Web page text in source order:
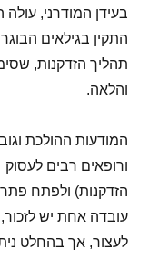
בעידן המודרני,
והלאה.
המודעות ההולכת
ורופאים רבים לעסוק
הזדקנות) ולפתח
עובדה אחת יש
לעצור, אך בהחלט